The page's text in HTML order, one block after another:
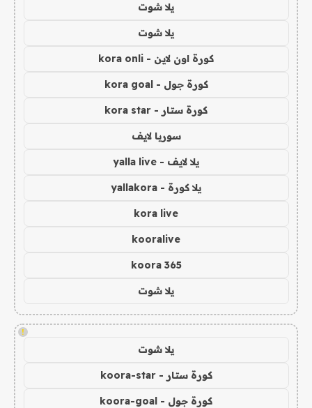
يلا شوت
يلا شوت
كورة اون لاين - kora onli
كورة جول - kora goal
كورة ستار - kora star
سوريا لايف
يلا لايف - yalla live
يلا كورة - yallakora
kora live
kooralive
koora 365
يلا شوت
!
يلا شوت
كورة ستار - koora-star
كورة جول - koora-goal